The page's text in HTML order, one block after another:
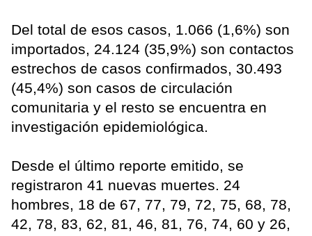
Del total de esos casos, 1.066 (1,6%) son
importados, 24.124 (35,9%) son contactos
estrechos de casos confirmados, 30.493
(45,4%) son casos de circulación
comunitaria y el resto se encuentra en
investigación epidemiológica.
Desde el último reporte emitido, se
registraron 41 nuevas muertes. 24
hombres, 18 de 67, 77, 79, 72, 75, 68, 78,
42, 78, 83, 62, 81, 46, 81, 76, 74, 60 y 26,